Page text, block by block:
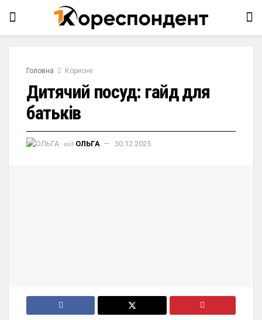
Головна Корисне
Дитячий посуд: гайд для
батьків
від ОЛЬГА 30.12.2025